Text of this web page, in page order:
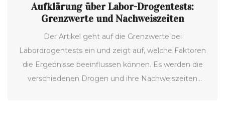
Aufklärung über Labor-Drogentests:
Grenzwerte und Nachweiszeiten
Der Artikel geht auf die Grenzwerte bei
Labordrogentests ein und zeigt auf, welche Faktoren
die Ergebnisse beeinflussen können. Es werden die
verschiedenen Drogen und ihre Nachweiszeiten